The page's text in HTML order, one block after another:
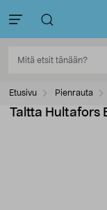
Etusivu Pienrauta
Taltta Hultafors